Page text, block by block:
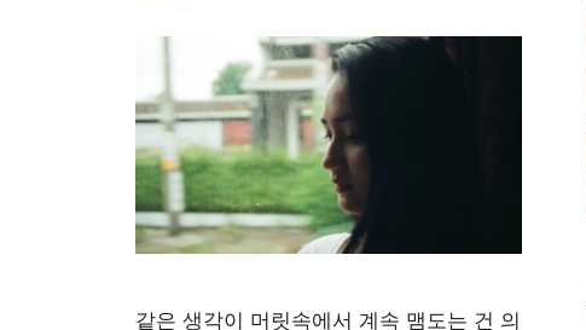
같은 생각이 머릿속에서 계속 맴도는 건 의